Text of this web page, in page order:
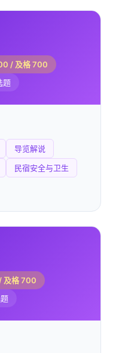
/ 及格 700
题
导览解说
民宿安全与卫生
及格 700